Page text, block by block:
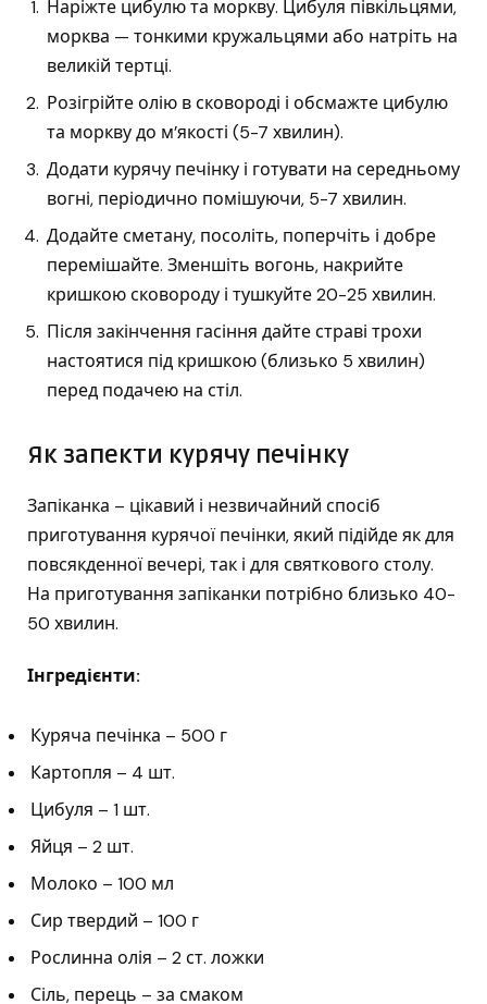
Наріжте цибулю та моркву. Цибуля півкільцями,
морква — тонкими кружальцями або натріть на
великій тертці.
Розігрійте олію в сковороді і обсмажте цибулю
та моркву до м’якості (5-7 хвилин).
Додати курячу печінку і готувати на середньому
вогні, періодично помішуючи, 5-7 хвилин.
Додайте сметану, посоліть, поперчіть і добре
перемішайте. Зменшіть вогонь, накрийте
кришкою сковороду і тушкуйте 20-25 хвилин.
Після закінчення гасіння дайте страві трохи
настоятися під кришкою (близько 5 хвилин)
перед подачею на стіл.
Як запекти курячу печінку
Запіканка – цікавий і незвичайний спосіб
приготування курячої печінки, який підійде як для
повсякденної вечері, так і для святкового столу.
На приготування запіканки потрібно близько 40-
50 хвилин.
Інгредієнти:
Куряча печінка – 500 г
Картопля – 4 шт.
Цибуля – 1 шт.
Яйця – 2 шт.
Молоко – 100 мл
Сир твердий – 100 г
Рослинна олія – ​​2 ст. ложки
Сіль, перець – за смаком